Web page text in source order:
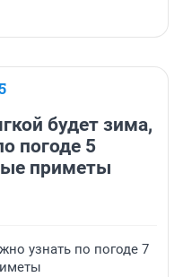
будет зима,
погоде 5
приметы
узнать по погоде 7